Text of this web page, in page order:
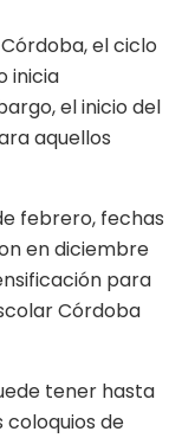
el ciclo
inicia
el inicio del
aquellos
febrero, fechas
en diciembre
para
Córdoba
tener hasta
coloquios de